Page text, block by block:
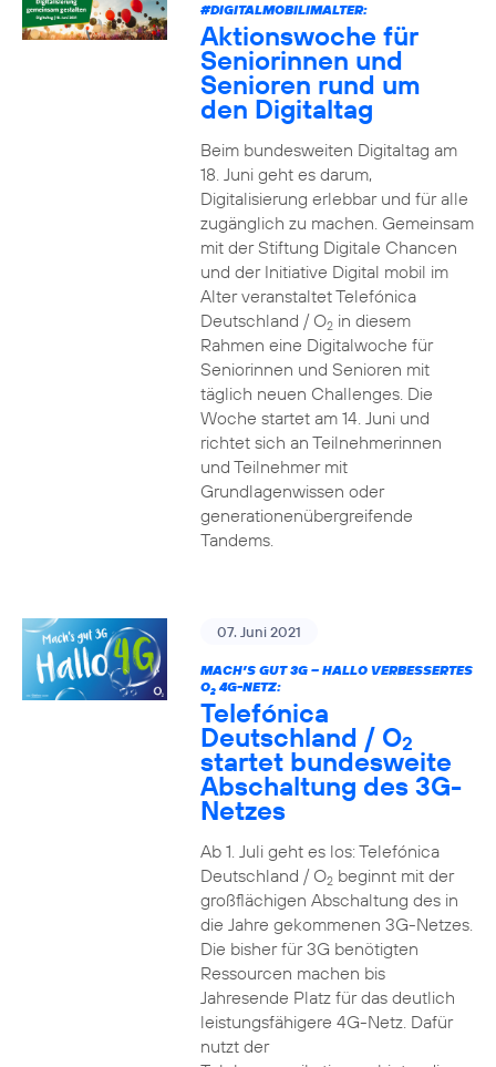
#DIGITALMOBILIMALTER:
Aktionswoche für
Seniorinnen und
Senioren rund um
den Digitaltag
Beim bundesweiten Digitaltag am
18. Juni geht es darum,
Digitalisierung erlebbar und für alle
zugänglich zu machen. Gemeinsam
mit der Stiftung Digitale Chancen
und der Initiative Digital mobil im
Alter veranstaltet Telefónica
Deutschland / O2in diesem
Rahmen eine Digitalwoche für
Seniorinnen und Senioren mit
täglich neuen Challenges. Die
Woche startet am 14. Juni und
richtet sich an Teilnehmerinnen
und Teilnehmer mit
Grundlagenwissen oder
generationenübergreifende
Tandems.
07. Juni 2021
MACH’S GUT 3G – HALLO VERBESSERTES
O24G-NETZ:
Telefónica
Deutschland / O2
startet bundesweite
Abschaltung des 3G-
Netzes
Ab 1. Juli geht es los: Telefónica
Deutschland / O2beginnt mit der
großflächigen Abschaltung des in
die Jahre gekommenen 3G-Netzes.
Die bisher für 3G benötigten
Ressourcen machen bis
Jahresende Platz für das deutlich
leistungsfähigere 4G-Netz. Dafür
nutzt der